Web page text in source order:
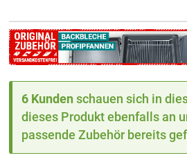
6 Kunden schauen sich in
dieses Produkt ebenfalls an
passende Zubehör bereits